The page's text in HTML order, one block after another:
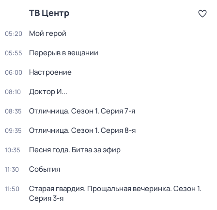
ТВ Центр
05:20 Мой герой
05:55 Перерыв в вещании
06:00 Настроение
08:10 Доктор И...
08:35 Отличница. Сезон 1. Серия 7-я
09:35 Отличница. Сезон 1. Серия 8-я
10:35 Песня года. Битва за эфир
11:30 События
11:50 Старая гвардия. Прощальная вечеринка. Сезон 1.
Серия 3-я